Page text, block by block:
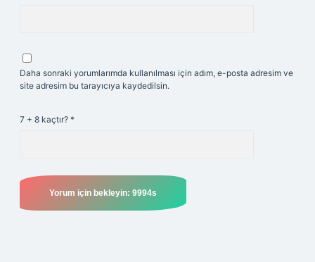
Daha sonraki yorumlarımda kullanılması için adım, e-posta adresim ve
site adresim bu tarayıcıya kaydedilsin.
7 + 8 kaçtır? *